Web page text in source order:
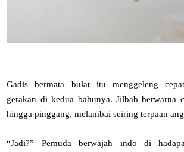
Gadis bermata bulat itu menggeleng
gerakan di kedua bahunya. Jilbab berwarna
hingga pinggang, melambai seiring terpaan
“Jadi?” Pemuda berwajah indo di